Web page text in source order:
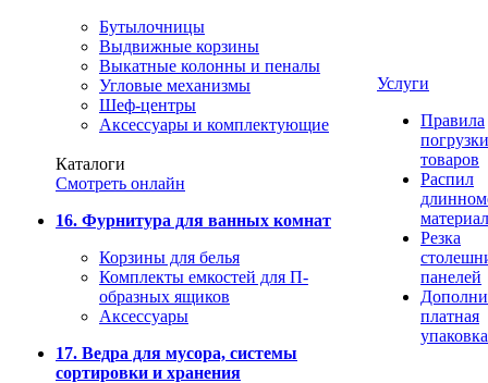
Бутылочницы
Выдвижные корзины
Выкатные колонны и пеналы
Угловые механизмы
Шеф-центры
Аксессуары и комплектующие
Каталоги
Смотреть онлайн
16. Фурнитура для ванных комнат
Корзины для белья
Комплекты емкостей для П-
образных ящиков
Аксессуары
17. Ведра для мусора, системы
сортировки и хранения
Услуги
Правила
погрузки
товаров
Распил
Резка
панелей
платная
упаковка